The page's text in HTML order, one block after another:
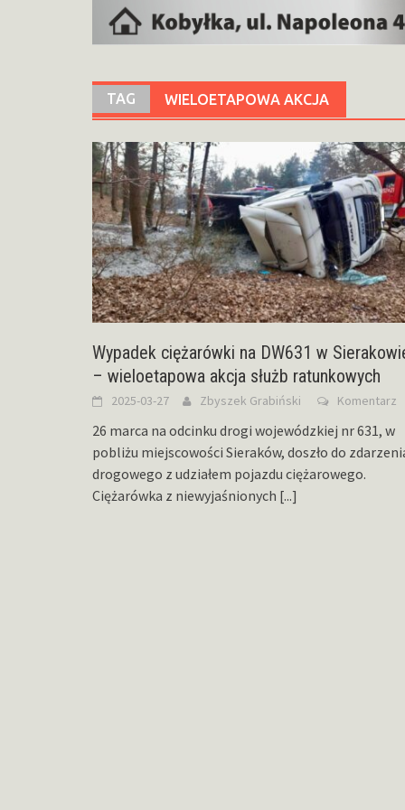
TAG WIELOETAPOWA AKCJA
Wypadek ciężarówki na DW631 w
– wieloetapowa akcja służb ratunkowych
2025-03-27 Zbyszek Grabiński Komentarz
26 marca na odcinku drogi wojewódzkiej nr 631, w
pobliżu miejscowości Sieraków, doszło do
drogowego z udziałem pojazdu ciężarowego.
Ciężarówka z niewyjaśnionych [...]